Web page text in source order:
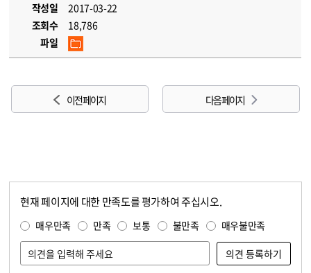
작성일
2017-03-22
조회수
18,786
파일
이전 페이지 다음 페이지
현재 페이지에 대한 만족도를 평가하여 주십시오.
매우만족 만족 보통 불만족 매우불만족